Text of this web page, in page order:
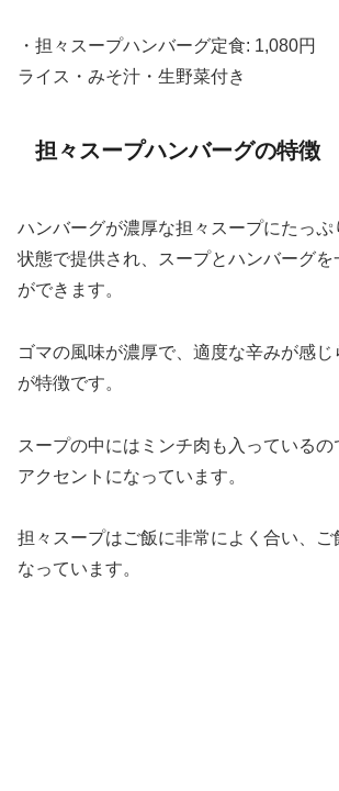
・担々スープハンバーグ定食: 1,080円
ライス・みそ汁・生野菜付き
担々スープハンバーグの特徴
ハンバーグが濃厚な担々スープにたっぷ
状態で提供され、スープとハンバーグを
ができます。
ゴマの風味が濃厚で、適度な辛みが感
が特徴です。
スープの中にはミンチ肉も入っている
アクセントになっています。
担々スープはご飯に非常によく合い、ご
なっています。